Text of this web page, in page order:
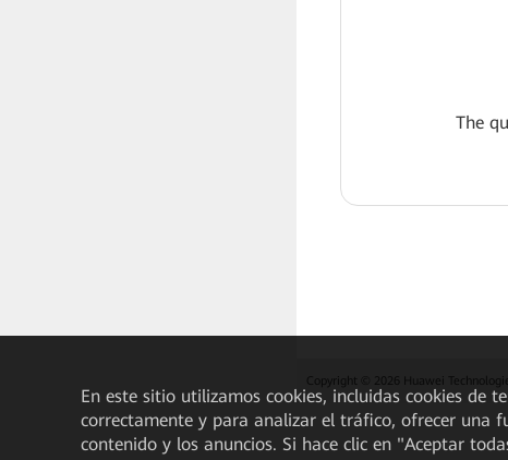
The
Copyright © 2026 Huawei
En este sitio utilizamos cookies, incluidas cookies de
correctamente y para analizar el tráfico, ofrecer una
contenido y los anuncios. Si hace clic en "Aceptar